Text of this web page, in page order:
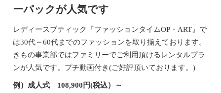
ーパックが人気です
レディースブティック『ファッションタイムOP・ART』で
は30代～60代までのファッションを取り揃えております。
きもの事業部ではファミリーでご利用頂けるレンタルプラ
ンが人気です。プチ動画付き(ご好評頂いております。)
例）成人式 108,900円(税込）～